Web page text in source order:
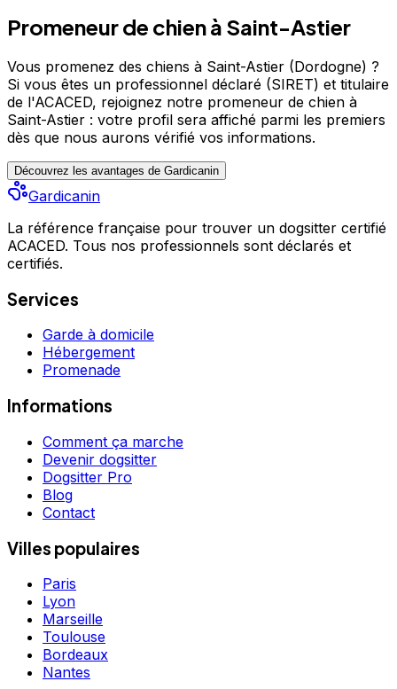
Promeneur de chien à Saint-Astier
Vous promenez des chiens à Saint-Astier (Dordogne) ?
Si vous êtes un professionnel déclaré (SIRET) et titulaire
de l'ACACED, rejoignez notre promeneur de chien à
Saint-Astier : votre profil sera affiché parmi les premiers
dès que nous aurons vérifié vos informations.
Découvrez les avantages de Gardicanin
Gardicanin
La référence française pour trouver un dogsitter certifié
ACACED. Tous nos professionnels sont déclarés et
certifiés.
Services
Garde à domicile
Hébergement
Promenade
Informations
Comment ça marche
Devenir dogsitter
Dogsitter Pro
Blog
Contact
Villes populaires
Paris
Lyon
Marseille
Toulouse
Bordeaux
Nantes